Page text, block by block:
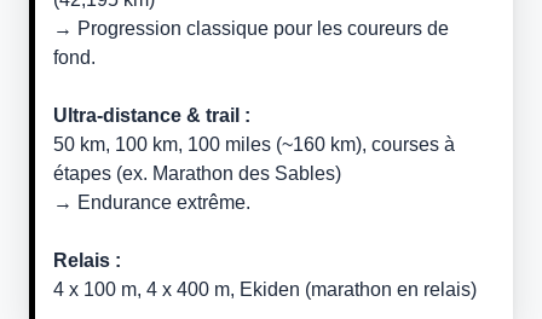
→ Progression classique pour les coureurs de
fond.
Ultra-distance & trail :
50 km, 100 km, 100 miles (~160 km), courses à
étapes (ex. Marathon des Sables)
→ Endurance extrême.
Relais :
4 x 100 m, 4 x 400 m, Ekiden (marathon en relais)